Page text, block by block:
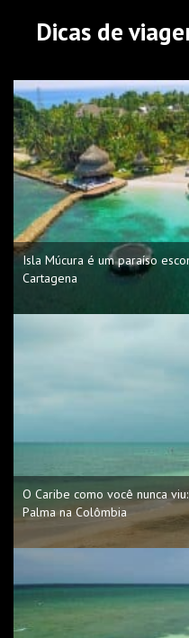
Dicas de
Isla Múcura é um paraíso
Cartagena
O Caribe como você nunca
Palma na Colômbia